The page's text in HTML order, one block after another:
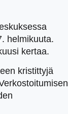
helmikuuta.
kertaa.
kristittyjä